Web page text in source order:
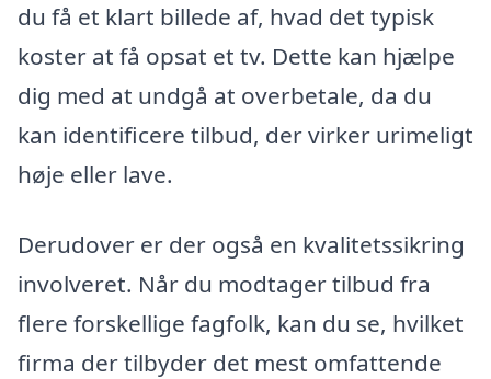
du få et klart billede af, hvad det typisk
koster at få opsat et tv. Dette kan hjælpe
dig med at undgå at overbetale, da du
kan identificere tilbud, der virker urimeligt
høje eller lave.
Derudover er der også en kvalitetssikring
involveret. Når du modtager tilbud fra
flere forskellige fagfolk, kan du se, hvilket
firma der tilbyder det mest omfattende